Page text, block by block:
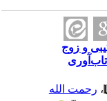
و زوج
رحمت الله